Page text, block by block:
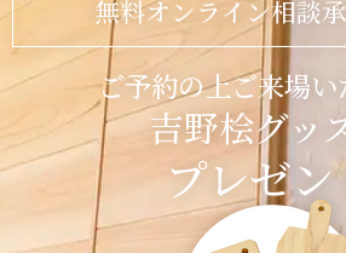
無料オンライン相談
ご予約の上ご来場い
吉野桧グッ
プレゼン